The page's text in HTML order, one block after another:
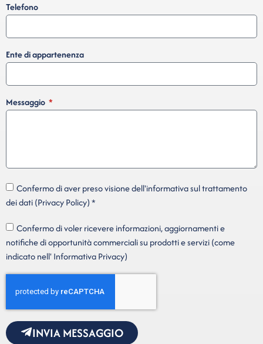
Telefono
Ente di appartenenza
Messaggio
Confermo di aver preso visione dell'informativa sul trattamento
dei dati (Privacy Policy) *
Confermo di voler ricevere informazioni, aggiornamenti e
notifiche di opportunità commerciali su prodotti e servizi (come
indicato nell' Informativa Privacy)
INVIA MESSAGGIO